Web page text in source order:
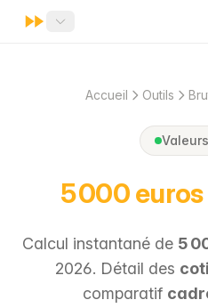
Accueil Outils
5 000 euros
Calcul instantané de 5
2026. Détail des
comparatif